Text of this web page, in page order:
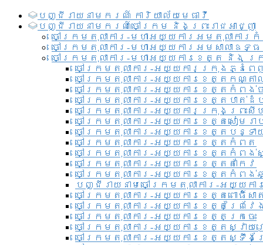
បញ្ជី​រាយ​នាមករណ៍ ការិយាល័យ​មេធាវី​
បញ្ជី​រាយ​នាមករណ៍​ចៅក្រម និងព្រះរាជអាជ្ញា
ចៅក្រមតុលាការ-មហាអយ្យការអមតុលាការ
ចៅក្រមតុលាការ-មហាអយ្យការអមសាលាឧទ្
ចៅក្រមតុលាការ-មហាអយ្យការខេត្ត និង ក្
ចៅក្រមតុលាការ-អយ្យការក្រុងភ្នំពេ
ចៅក្រមតុលាការ-អយ្យការខេត្តកណ្តា
ចៅក្រមតុលាការ-អយ្យការខេត្តកំពង់ច
ចៅក្រមតុលាការ-អយ្យការខេត្តបាត់ដំ
ចៅក្រមតុលាការ-អយ្យការ​ក្រុងព្រះសី
ចៅក្រមតុលាការ-អយ្យការខេត្តសៀមរា
ចៅក្រមតុលាការ-អយ្យការខេត្តបន្ទា
ចៅក្រមតុលាការ-អយ្យការខេត្តកំពត
ចៅក្រមតុលាការ-អយ្យការខេត្តកំពង់
ចៅក្រមតុលាការ-អយ្យការខេត្តតាកែវ
ចៅក្រមតុលាការ-អយ្យការខេត្តកំពង់
បញ្ជីរាយនាមចៅក្រមតុលាការ-អយ្យក
ចៅក្រមតុលាការ-អយ្យការខេត្តពោធិ៍សា
ចៅក្រមតុលាការ-អយ្យការខេត្តព្រៃវែ
ចៅក្រមតុលាការ-អយ្យការខេត្តក្រចេះ
ចៅក្រមតុលាការ-អយ្យការខេត្តស្វាយ
ចៅក្រមតុលាការ-អយ្យការខេត្តស្ទឹង